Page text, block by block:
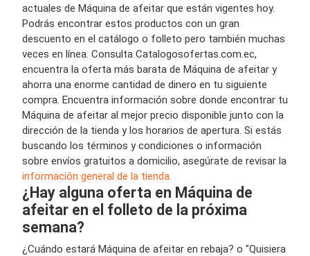
actuales de Máquina de afeitar que están vigentes hoy.
Podrás encontrar estos productos con un gran
descuento en el catálogo o folleto pero también muchas
veces en línea. Consulta Catalogosofertas.com.ec,
encuentra la oferta más barata de Máquina de afeitar y
ahorra una enorme cantidad de dinero en tu siguiente
compra. Encuentra información sobre donde encontrar tu
Máquina de afeitar al mejor precio disponible junto con la
dirección de la tienda y los horarios de apertura. Si estás
buscando los términos y condiciones o información
sobre envíos gratuitos a domicilio, asegúrate de revisar la
información general de la tienda.
¿Hay alguna oferta en Máquina de
afeitar en el folleto de la próxima
semana?
¿Cuándo estará Máquina de afeitar en rebaja? o "Quisiera